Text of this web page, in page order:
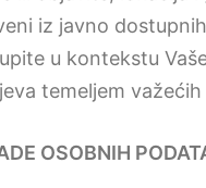
iz javno
u kontekstu
temeljem
OSOBNIH